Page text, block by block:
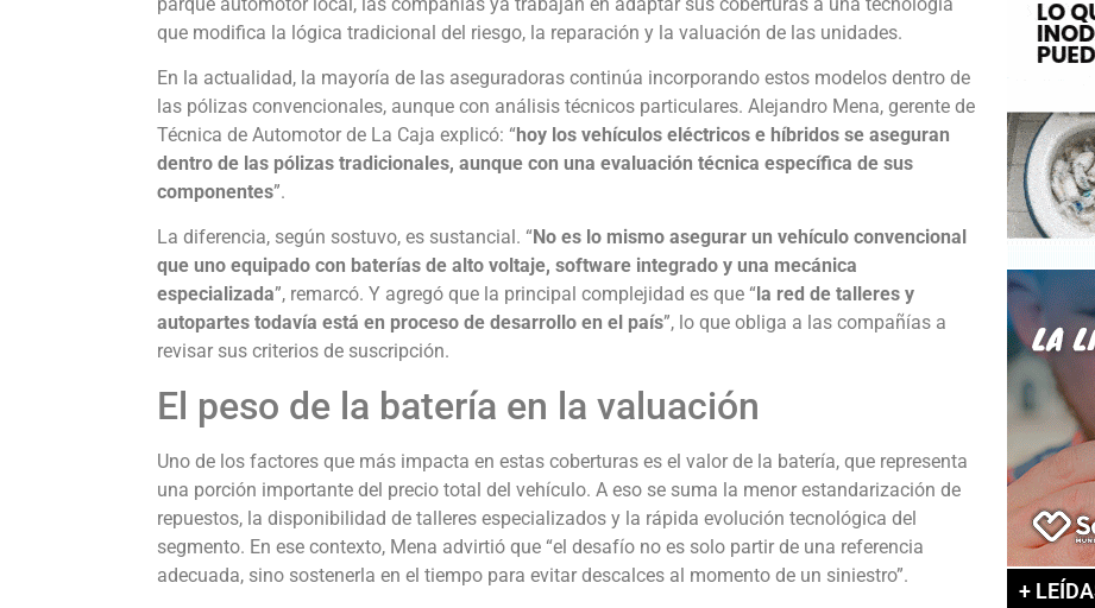
que modifica la lógica tradicional del riesgo, la reparación y la valuación de las unidades.
En la actualidad, la mayoría de las aseguradoras continúa incorporando estos modelos dentro de
las pólizas convencionales, aunque con análisis técnicos particulares. Alejandro Mena, gerente de
Técnica de Automotor de La Caja explicó: “hoy los vehículos eléctricos e híbridos se aseguran
dentro de las pólizas tradicionales, aunque con una evaluación técnica específica de sus
componentes”.
La diferencia, según sostuvo, es sustancial. “No es lo mismo asegurar un vehículo convencional
que uno equipado con baterías de alto voltaje, software integrado y una mecánica
especializada”, remarcó. Y agregó que la principal complejidad es que “ la red de talleres y
autopartes todavía está en proceso de desarrollo en el país”, lo que obliga a las compañías a
revisar sus criterios de suscripción.
El peso de la batería en la valuación
Uno de los factores que más impacta en estas coberturas es el valor de la batería, que representa
una porción importante del precio total del vehículo. A eso se suma la menor estandarización de
repuestos, la disponibilidad de talleres especializados y la rápida evolución tecnológica del
segmento. En ese contexto, Mena advirtió que “el desafío no es solo partir de una referencia
adecuada, sino sostenerla en el tiempo para evitar descalces al momento de un siniestro”.
+